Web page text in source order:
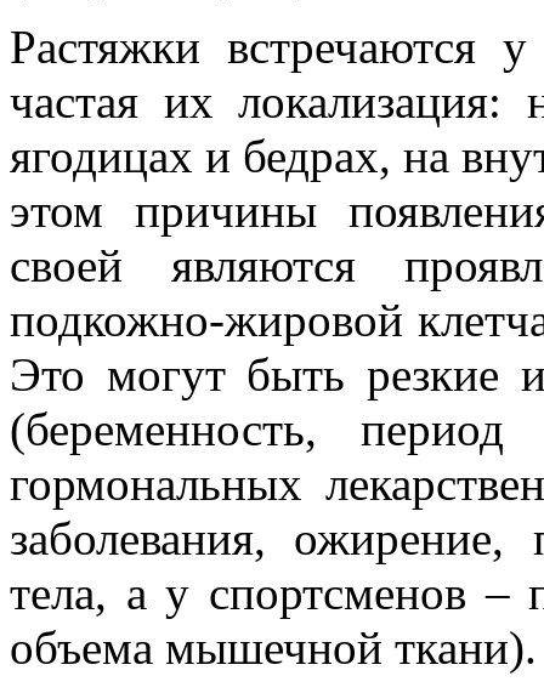
Растяжки
частая их
ягодицах и бедрах, на
этом причины
своей являются
подкожно-жировой
Это могут быть резкие
(беременность,
гормональных
заболевания,
тела, а у спортсменов –
объема мышечной ткани).